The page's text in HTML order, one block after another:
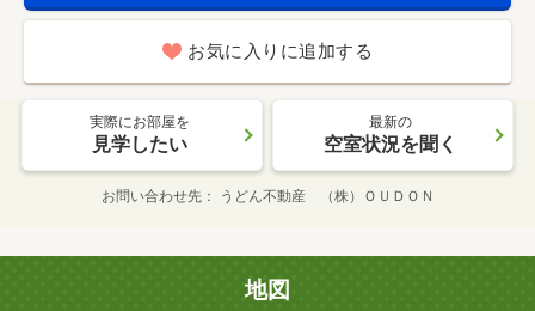
お気に入りに追加する
実際にお部屋を
見学したい
最新の
空室状況を聞く
お問い合わせ先 うどん不動産 （株）ＯＵＤＯＮ
地図